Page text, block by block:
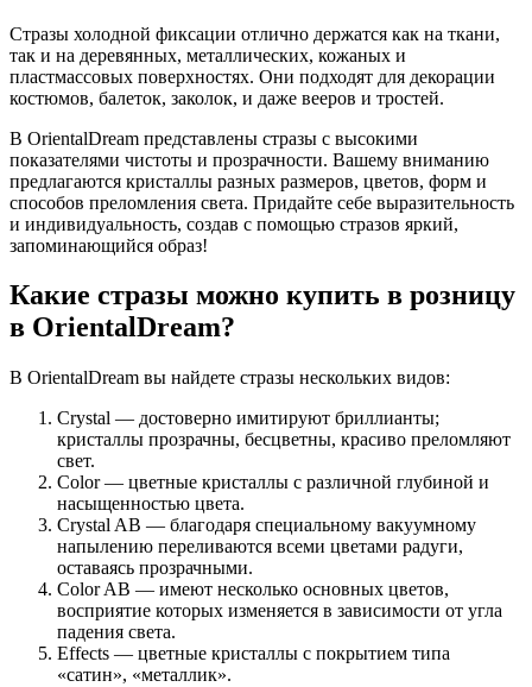
Стразы холодной фиксации отлично держатся как на ткани,
так и на деревянных, металлических, кожаных и
пластмассовых поверхностях. Они подходят для декорации
костюмов, балеток, заколок, и даже вееров и тростей.
В OrientalDream представлены стразы с высокими
показателями чистоты и прозрачности. Вашему вниманию
предлагаются кристаллы разных размеров, цветов, форм и
способов преломления света. Придайте себе выразительность
и индивидуальность, создав с помощью стразов яркий,
запоминающийся образ!
Какие стразы можно купить в розницу
в OrientalDream?
В OrientalDream вы найдете стразы нескольких видов:
Crystal — достоверно имитируют бриллианты;
кристаллы прозрачны, бесцветны, красиво преломляют
свет.
Color — цветные кристаллы с различной глубиной и
насыщенностью цвета.
Crystal AB — благодаря специальному вакуумному
напылению переливаются всеми цветами радуги,
оставаясь прозрачными.
Color AB — имеют несколько основных цветов,
восприятие которых изменяется в зависимости от угла
падения света.
Effects — цветные кристаллы с покрытием типа
«сатин», «металлик».